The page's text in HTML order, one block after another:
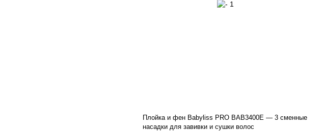
Плойка и фен Babyliss PRO BAB3400E — 3 сменные
насадки для завивки и сушки волос